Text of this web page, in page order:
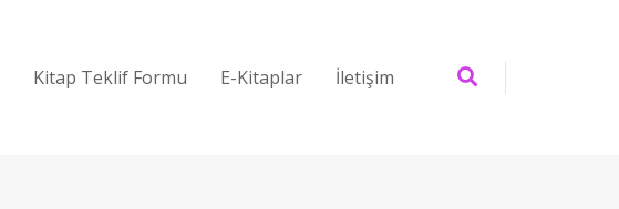
Kitap Teklif Formu E-Kitaplar İletişim